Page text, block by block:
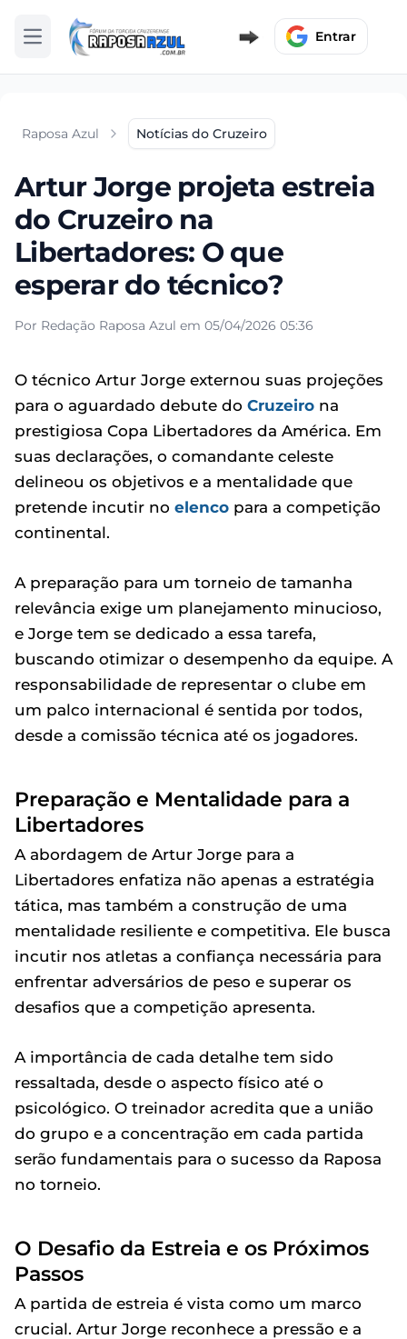
Abrir menu Entrar
Raposa Azul Notícias do Cruzeiro
Artur Jorge projeta estreia
do Cruzeiro na
Libertadores: O que
esperar do técnico?
Por Redação Raposa Azul em 05/04/2026 05:36
O técnico Artur Jorge externou suas projeções
para o aguardado debute do Cruzeiro na
prestigiosa Copa Libertadores da América. Em
suas declarações, o comandante celeste
delineou os objetivos e a mentalidade que
pretende incutir no elenco para a competição
continental.
A preparação para um torneio de tamanha
relevância exige um planejamento minucioso,
e Jorge tem se dedicado a essa tarefa,
buscando otimizar o desempenho da equipe. A
responsabilidade de representar o clube em
um palco internacional é sentida por todos,
desde a comissão técnica até os jogadores.
Preparação e Mentalidade para a
Libertadores
A abordagem de Artur Jorge para a
Libertadores enfatiza não apenas a estratégia
tática, mas também a construção de uma
mentalidade resiliente e competitiva. Ele busca
incutir nos atletas a confiança necessária para
enfrentar adversários de peso e superar os
desafios que a competição apresenta.
A importância de cada detalhe tem sido
ressaltada, desde o aspecto físico até o
psicológico. O treinador acredita que a união
do grupo e a concentração em cada partida
serão fundamentais para o sucesso da Raposa
no torneio.
O Desafio da Estreia e os Próximos
Passos
A partida de estreia é vista como um marco
crucial. Artur Jorge reconhece a pressão e a